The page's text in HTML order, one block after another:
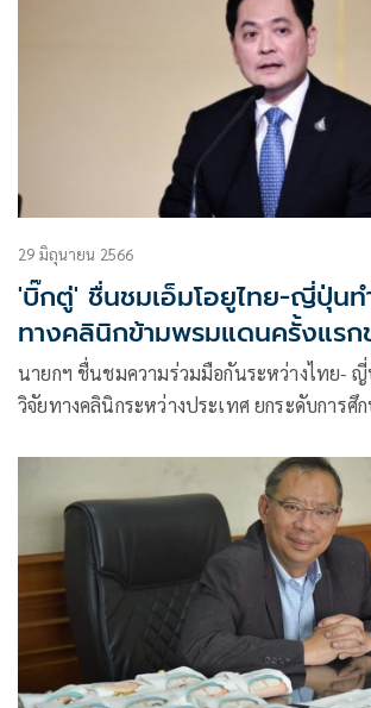
29 มิถุนายน 2566
'บิ๊กตู่' ชื่นชมเอ็มโอยูไทย-ญี่ปุ่นท
ทางคลินิกข้ามพรมแดนครั้งแรก
นายกฯ ชื่นชมความร่วมมือกันระหว่างไทย- ญี่
วิจัยทางคลินิกระหว่างประเทศ ยกระดับการศึ